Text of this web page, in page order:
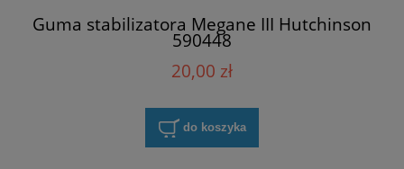
Guma stabilizatora Megane III Hutchinson
590448
20,00 zł
do koszyka